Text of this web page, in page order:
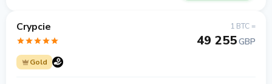
Crypcie
Gold
1 BTC =
49 255GBP